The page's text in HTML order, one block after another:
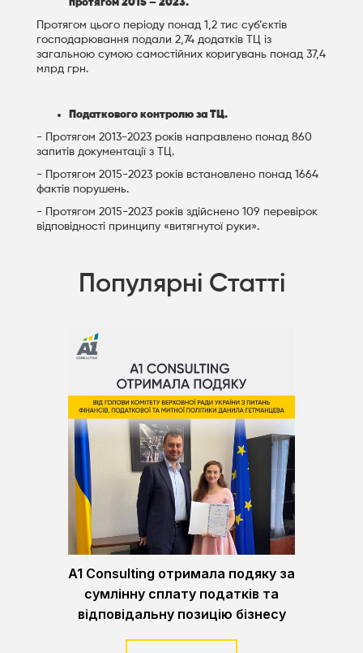
протягом 2015 – 2023.
Протягом цього періоду понад 1,2 тис суб’єктів
господарювання подали 2,74 додатків ТЦ із
загальною сумою самостійних коригувань понад 37,4
млрд грн.
Податкового контролю за ТЦ.
- Протягом 2013-2023 років направлено понад 860
запитів документації з ТЦ.
- Протягом 2015-2023 років встановлено понад 1664
фактів порушень.
- Протягом 2015-2023 років здійснено 109 перевірок
відповідності принципу «витягнутої руки».
Популярні Статті
A1 Consulting отримала подяку за
сумлінну сплату податків та
відповідальну позицію бізнесу